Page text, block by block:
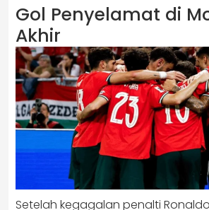
Gol Penyelamat di
Akhir
Setelah kegagalan penalti